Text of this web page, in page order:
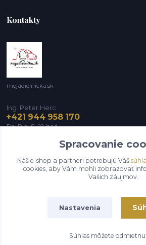
Kontakty
mojadielnicka.sk
Ing. Peter Herc
+421 944 958 170
Po-Pia, 8-18 hod.
infomojadielnicka@gmail.com
Spracovanie
Náš e-shop a partneri potrebujú Váš
cookies, aby Vám mohli zobrazovať
Vašich záujmov.
Nastavenia
Súhlas môžete